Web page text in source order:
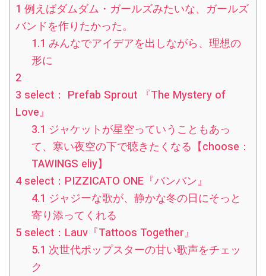
1 例えばダムダム・ガールズみたいな、ガールズ
バンドを作りたかった。
1.1 みんなでアイデアを出しながら、理想の
形に
2
3 select： Prefab Sprout 『The Mystery of
Love』
3.1 ジャケットが星空っていうこともあっ
て、寒い夜空の下で聴きたくなる【choose：
TAWINGS eliy】
4select：PIZZICATO ONE『バンバン』
4.1 ジャジーな歌が、静かな冬の日にそっと
寄り添ってくれる
5select：Lauv『Tattoos Together』
5.1 次世代ポップスターの甘い歌声をチェッ
ク